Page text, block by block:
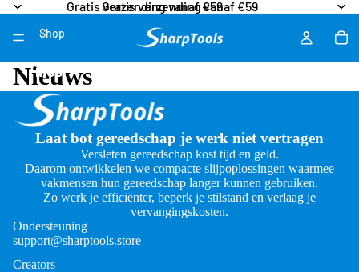
Gratis verzending vanaf €59
Gratis verzending vanaf €59
Shop
Meer
Nieuws
Laat bot gereedschap je werk niet vertragen
Versleten gereedschap kost tijd en geld.
Daarom ontwikkelen we compacte slijpoplossingen waarmee
vakmensen hun gereedschap langer kunnen gebruiken.
Zo werk je efficiënter, beperk je stilstand en verlaag je
vervangingskosten.
Ondersteuning
support@sharptools.store
Creators